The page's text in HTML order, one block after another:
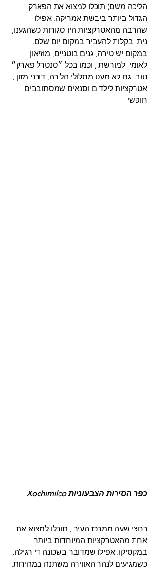
הליכה משם) תוכלו למצוא את הפארק
הגדול ביותר ביבשת אמריקה. אפילו
שהרבה מהאטרקציות היו סגורות כשהגענו,
ניתן בקלות להעביר במקום יום שלם.
במקום יש טירה, גנים בוטניים, מוזיאון
לאומי  למורשת , וכמו בכל ״סנטרל פארק״
טוב- גם לא מעט מסלולי הליכה, דוכני מזון ,
אטרקציות לילדים וסנאים שמסתובבים
חופשי
כפר הסירות הצבעוניות Xochimilco
כחצי שעה ממרכז העיר , תוכלו למצוא את
אחת מהאטרקציות המיוחדות ביותר
במקסיקו. אפילו שמדובר בשכונה די רגילה,
כשמגיעים לנהר האווירה משתנה במהירות.